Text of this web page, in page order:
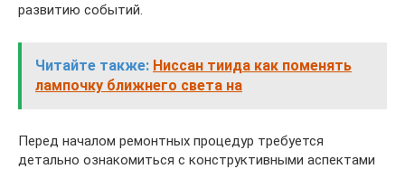
развитию событий.
Читайте также: Ниссан тиида как поменять
лампочку ближнего света на
Перед началом ремонтных процедур требуется
детально ознакомиться с конструктивными аспектами